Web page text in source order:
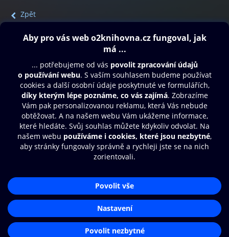
Zpět
Obsah ke stažení
Moje O2 Knihovna
Další zábava
© O2 Czech Republic a.s.
Přístupnost
Zásady zpracování osobních údajů
Nastavení cookies
Aplikace O2 Knihovna
Čti a poslouchej své e-knihy a
audioknihy rychleji a pohodlněji.